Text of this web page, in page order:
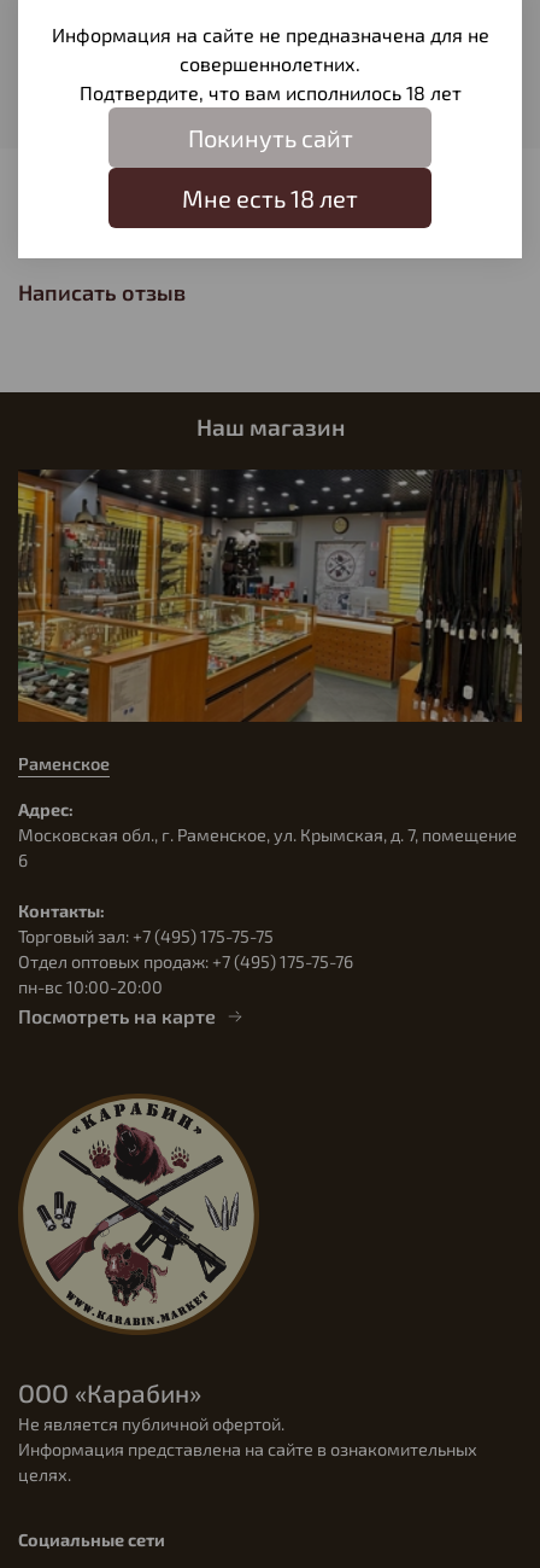
Вес пули
Производитель
Технодинамика
Написать отзыв
Наш магазин
Раменское
Адрес:
Московская обл., г. Раменское, ул. Крымская, д. 7, помещение
6
Контакты:
Торговый зал: +7 (495) 175-75-75
Отдел оптовых продаж: +7 (495) 175-75-76
пн-вс 10:00-20:00
Посмотреть на карте
ООО «Карабин»
Не является публичной офертой.
Информация представлена на сайте в ознакомительных
целях.
Социальные сети
Информация на сайте не предназначена для не
совершеннолетних.
Подтвердите, что вам исполнилось 18 лет
Покинуть сайт
Мне есть 18 лет